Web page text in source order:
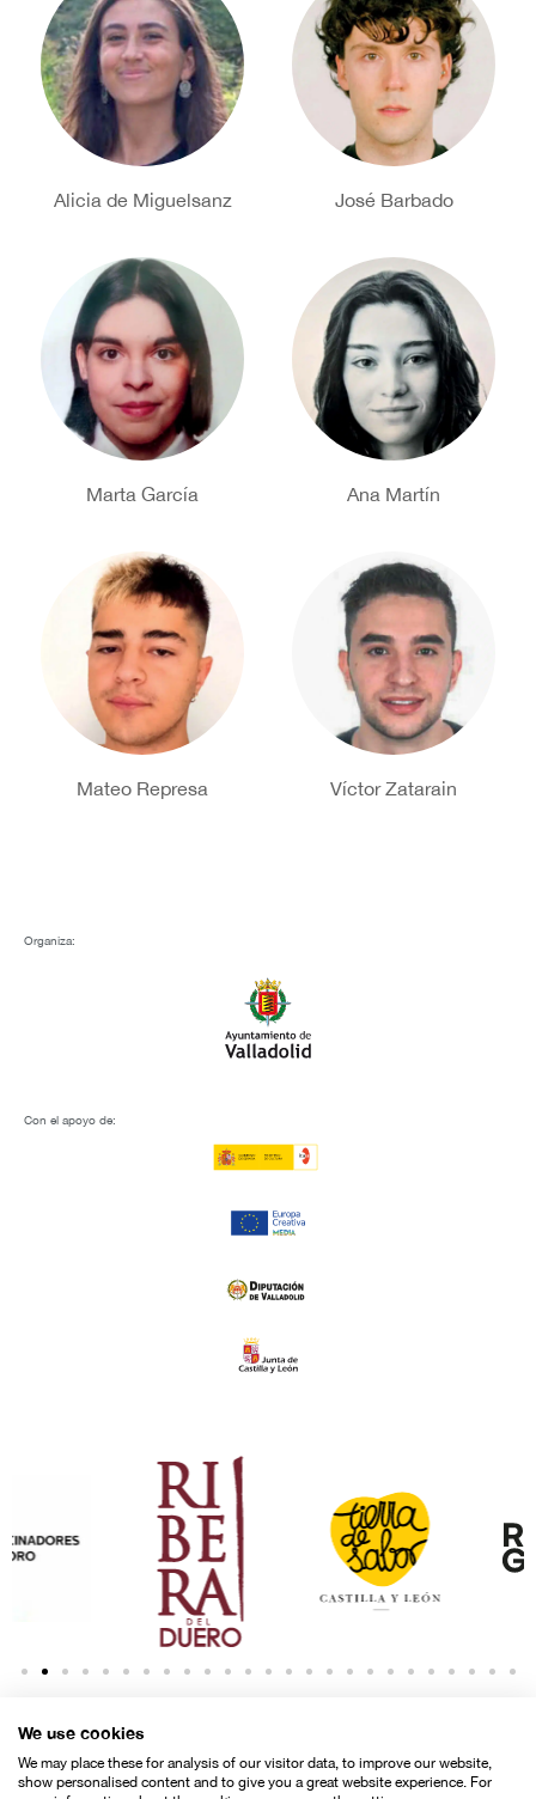
Alicia de Miguelsanz José Barbado
Marta García Ana Martín
Mateo Represa Víctor Zatarain
Organiza:
Con el apoyo de:
We use cookies
We may place these for analysis of our visitor data, to improve our website,
show personalised content and to give you a great website experience. For